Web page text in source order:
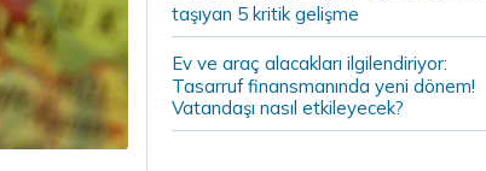
taşıyan 5 kritik gelişme
Ev ve araç alacakları ilgilendiriyor:
Tasarruf finansmanında yeni dönem!
Vatandaşı nasıl etkileyecek?